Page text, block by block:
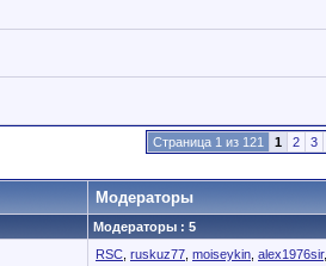
Страница 1 из 121 1 2 3
Модераторы
Модераторы : 5
RSC ruskuz77 moiseykin alex1976sir,